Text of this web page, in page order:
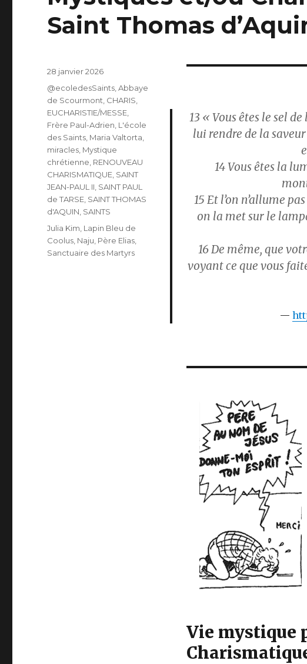
Saint Thomas
13 « Vous êtes le sel
lui rendre de la
14Vous êtes la
15 Et l’on n’allume
on la met sur le
16De même, que
voyant ce que vous
Vie mystique
Publié
28 janvier 2026
Catégories
@ecoledesSaints ,Abbaye
de Scourmont CHARIS
EUCHARISTIE/MESSE
Frère Paul-Adrien L'école
des Saints Maria Valtorta
miracles Mystique
chrétienne RENOUVEAU
CHARISMATIQUE SAINT
JEAN-PAUL II SAINT PAUL
de TARSE SAINT THOMAS
d'AQUIN SAINTS
Étiquettes
Julia Kim Lapin Bleu de
Coolus Naju Père Elias
Sanctuaire des Martyrs